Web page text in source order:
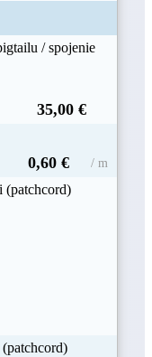
/ spojenie
35,00 €
0,60 € / m
(patchcord)